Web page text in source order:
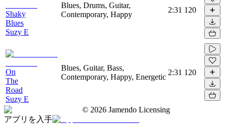
Shaky
Blues
Suzy E
Blues, Drums, Guitar,
Contemporary, Happy
2:31 120
On
The
Road
Suzy E
Blues, Guitar, Bass,
Contemporary, Happy, Energetic
2:31 120
© 2026 Jamendo Licensing
アプリを入手